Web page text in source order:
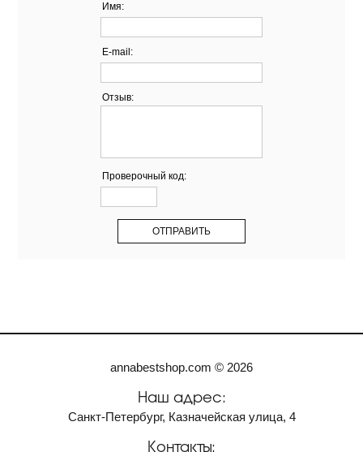
Имя:
E-mail:
Отзыв:
Проверочный код:
annabestshop.com © 2026
Наш адрес:
Санкт-Петербург, Казначейская улица, 4
Контакты: